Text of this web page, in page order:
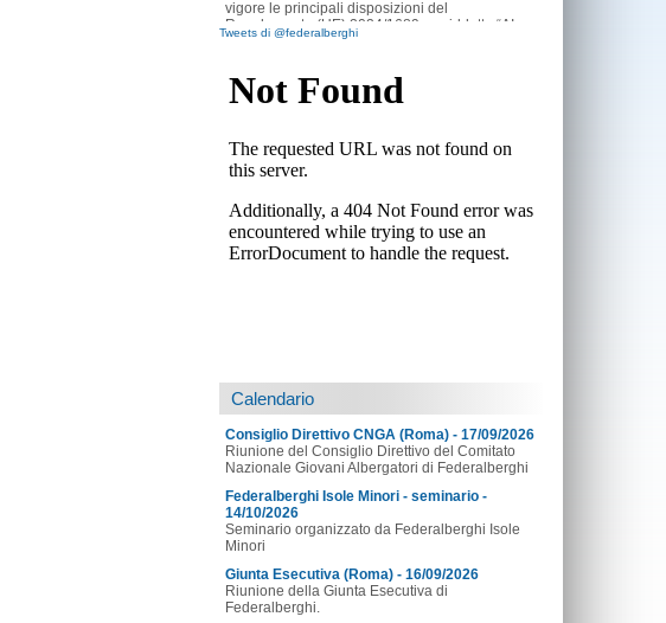
vigore le principali disposizioni del
Regolamento (UE) 2024/1689, cosiddetto “AI...
Tweets di @federalberghi
Calendario
Consiglio Direttivo CNGA (Roma) - 17/09/2026
Riunione del Consiglio Direttivo del Comitato
Nazionale Giovani Albergatori di Federalberghi
Federalberghi Isole Minori - seminario -
14/10/2026
Seminario organizzato da Federalberghi Isole
Minori
Giunta Esecutiva (Roma) - 16/09/2026
Riunione della Giunta Esecutiva di
Federalberghi.